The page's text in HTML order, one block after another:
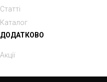
Статті
Каталог
ДОДАТКОВО
Акції